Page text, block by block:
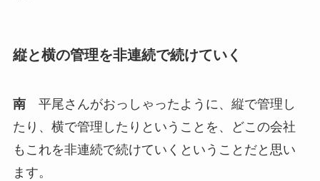
縦と横の管理を非連続で続けていく
南平尾さんがおっしゃったように、縦で管理し
たり、横で管理したりということを、どこの会社
もこれを非連続で続けていくということだと思い
ます。